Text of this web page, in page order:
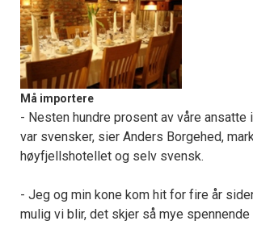
Må importere
- Nesten hundre prosent av våre ansatte
var svensker, sier Anders Borgehed,
høyfjellshotellet og selv svensk.
- Jeg og min kone kom hit for fire år
mulig vi blir, det skjer så mye spennende